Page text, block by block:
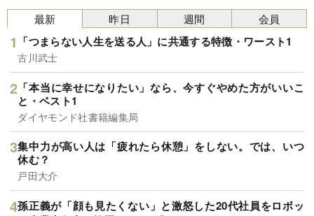
最新
「つまらない人生を送る人」に共通する特徴・ワースト1
古川武士
「本当に幸せになりたい」なら、今すぐやめた方がいいこ
と・ベスト1
ダイヤモンド社書籍編集局
集中力が高い人は「疲れたら休憩」をしない。では、いつ
休む？
戸田大介
孫正義が「顔も見たくない」と激怒した20代社員をロボッ
昨日 週間 会員